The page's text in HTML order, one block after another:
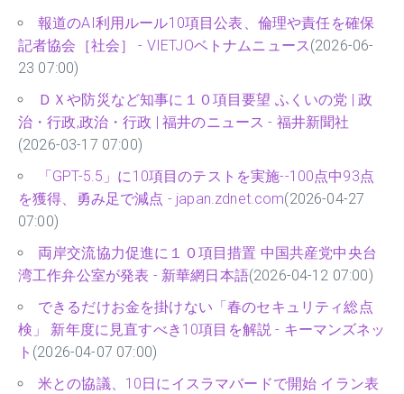
報道のAI利用ルール10項目公表、倫理や責任を確保
記者協会［社会］ - VIETJOベトナムニュース(2026-06-
23 07:00)
ＤＸや防災など知事に１０項目要望 ふくいの党 | 政
治・行政,政治・行政 | 福井のニュース - 福井新聞社
(2026-03-17 07:00)
「GPT-5.5」に10項目のテストを実施--100点中93点
を獲得、勇み足で減点 - japan.zdnet.com(2026-04-27
07:00)
両岸交流協力促進に１０項目措置 中国共産党中央台
湾工作弁公室が発表 - 新華網日本語(2026-04-12 07:00)
できるだけお金を掛けない「春のセキュリティ総点
検」 新年度に見直すべき10項目を解説 - キーマンズネッ
ト (2026-04-07 07:00)
米との協議、10日にイスラマバードで開始 イラン表